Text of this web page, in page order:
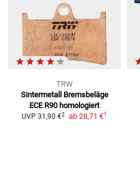
TRW
Sintermetall Bremsbeläge
ECE R90 homologiert
UVP 31,90 €2 ab 28,71 €1